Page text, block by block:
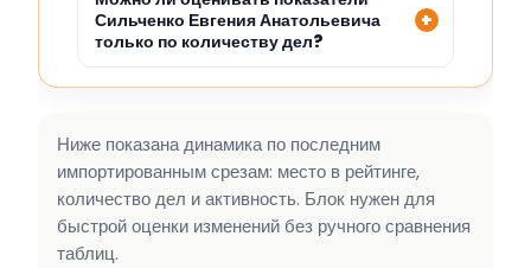
Сильченко Евгения Анатольевича
только по количеству дел?
Ниже показана динамика по последним
импортированным срезам: место в рейтинге,
количество дел и активность. Блок нужен для
быстрой оценки изменений без ручного сравнения
таблиц.